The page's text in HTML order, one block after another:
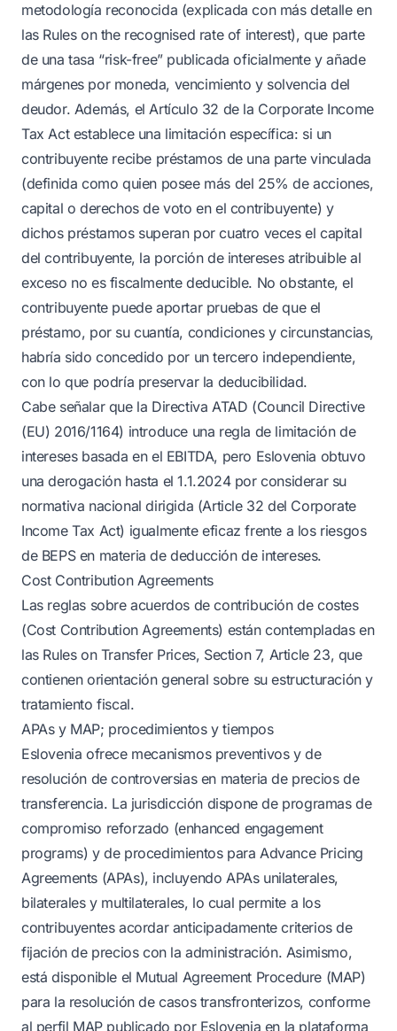
metodología reconocida (explicada con más detalle en
las Rules on the recognised rate of interest), que parte
de una tasa “risk-free” publicada oficialmente y añade
márgenes por moneda, vencimiento y solvencia del
deudor. Además, el Artículo 32 de la Corporate Income
Tax Act establece una limitación específica: si un
contribuyente recibe préstamos de una parte vinculada
(definida como quien posee más del 25% de acciones,
capital o derechos de voto en el contribuyente) y
dichos préstamos superan por cuatro veces el capital
del contribuyente, la porción de intereses atribuible al
exceso no es fiscalmente deducible. No obstante, el
contribuyente puede aportar pruebas de que el
préstamo, por su cuantía, condiciones y circunstancias,
habría sido concedido por un tercero independiente,
con lo que podría preservar la deducibilidad.
Cabe señalar que la Directiva ATAD (Council Directive
(EU) 2016/1164) introduce una regla de limitación de
intereses basada en el EBITDA, pero Eslovenia obtuvo
una derogación hasta el 1.1.2024 por considerar su
normativa nacional dirigida (Article 32 del Corporate
Income Tax Act) igualmente eficaz frente a los riesgos
de BEPS en materia de deducción de intereses.
Cost Contribution Agreements
Las reglas sobre acuerdos de contribución de costes
(Cost Contribution Agreements) están contempladas en
las Rules on Transfer Prices, Section 7, Article 23, que
contienen orientación general sobre su estructuración y
tratamiento fiscal.
APAs y MAP; procedimientos y tiempos
Eslovenia ofrece mecanismos preventivos y de
resolución de controversias en materia de precios de
transferencia. La jurisdicción dispone de programas de
compromiso reforzado (enhanced engagement
programs) y de procedimientos para Advance Pricing
Agreements (APAs), incluyendo APAs unilaterales,
bilaterales y multilaterales, lo cual permite a los
contribuyentes acordar anticipadamente criterios de
fijación de precios con la administración. Asimismo,
está disponible el Mutual Agreement Procedure (MAP)
para la resolución de casos transfronterizos, conforme
al perfil MAP publicado por Eslovenia en la plataforma